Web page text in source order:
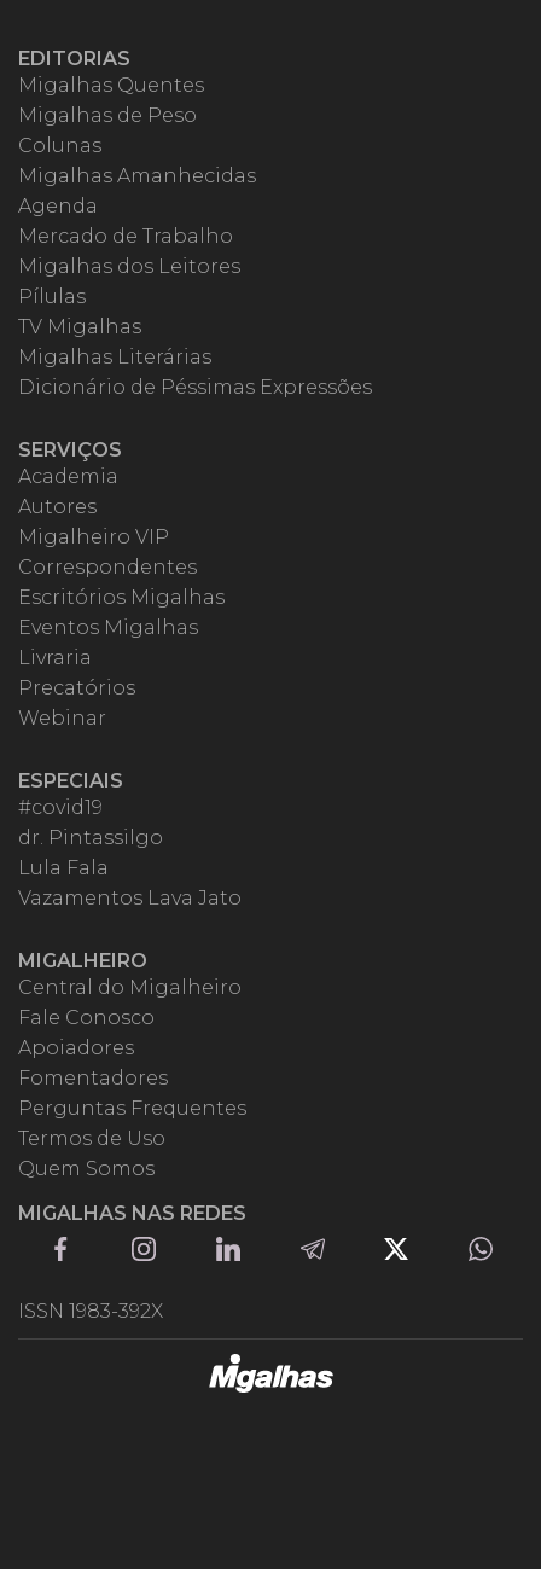
EDITORIAS
Migalhas Quentes
Migalhas de Peso
Colunas
Migalhas Amanhecidas
Agenda
Mercado de Trabalho
Migalhas dos Leitores
Pílulas
TV Migalhas
Migalhas Literárias
Dicionário de Péssimas Expressões
SERVIÇOS
Academia
Autores
Migalheiro VIP
Correspondentes
Escritórios Migalhas
Eventos Migalhas
Livraria
Precatórios
Webinar
ESPECIAIS
#covid19
dr. Pintassilgo
Lula Fala
Vazamentos Lava Jato
MIGALHEIRO
Central do Migalheiro
Fale Conosco
Apoiadores
Fomentadores
Perguntas Frequentes
Termos de Uso
Quem Somos
MIGALHAS NAS REDES
ISSN 1983-392X